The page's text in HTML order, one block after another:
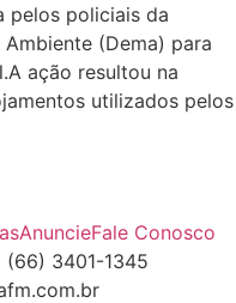
pelos policiais da
(Dema) para
ação resultou na
utilizados pelos
AnuncieFale Conosco
(66) 3401-1345